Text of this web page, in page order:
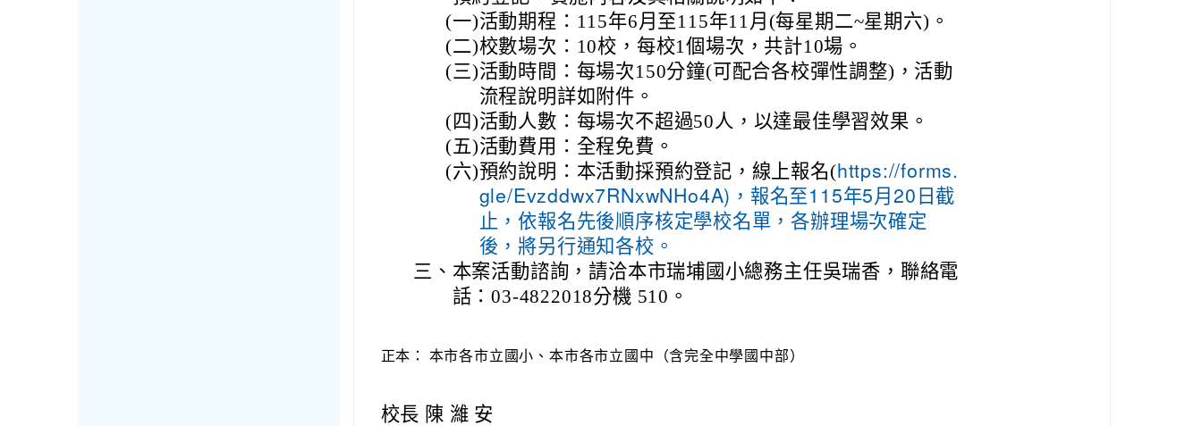
(一)活動期程：115年6月至115年11月(每星期二~星期六)。
(二)校數場次：10校，每校1個場次，共計10場。
(三)活動時間：每場次150分鐘(可配合各校彈性調整)，活動
流程說明詳如附件。
(四)活動人數：每場次不超過50人，以達最佳學習效果。
(五)活動費用：全程免費。
(六)預約說明：本活動採預約登記，線上報名(https://forms.
gle/Evzddwx7RNxwNHo4A)，報名至115年5月20日截
止，依報名先後順序核定學校名單，各辦理場次確定
後，將另行通知各校。
三、 本案活動諮詢，請洽本市瑞埔國小總務主任吳瑞香，聯絡電
話：03-4822018分機 510。
正本： 本市各市立國小、本市各市立國中（含完全中學國中部）
校長 陳 濰 安